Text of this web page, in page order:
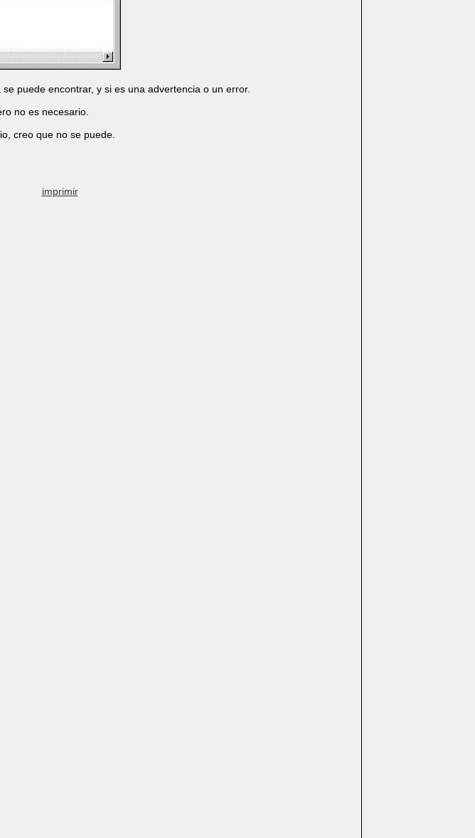
puede encontrar, y si es una advertencia o un error.
no es necesario.
creo que no se puede.
imprimir